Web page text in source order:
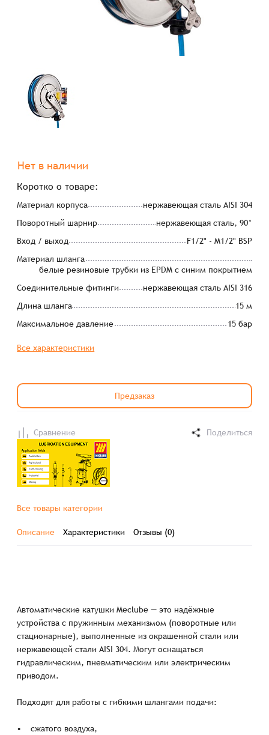
Нет в наличии
Коротко о товаре:
Материал корпуса
нержавеющая сталь AISI 304
Поворотный шарнир
нержавеющая сталь, 90°
Вход / выход
F1/2" - M1/2" BSP
Материал шланга
белые резиновые трубки из EPDM с синим покрытием
Соединительные фитинги
нержавеющая сталь AISI 316
Длина шланга
15 м
Максимальное давление
15 бар
Все характеристики
Предзаказ
Сравнение Поделиться
Все товары категории
Описание Характеристики Отзывы (0)
Автоматические катушки Meclube — это надёжные
устройства с пружинным механизмом (поворотные или
стационарные), выполненные из окрашенной стали или
нержавеющей стали AISI 304. Могут оснащаться
гидравлическим, пневматическим или электрическим
приводом.
Подходят для работы с гибкими шлангами подачи:
• сжатого воздуха,